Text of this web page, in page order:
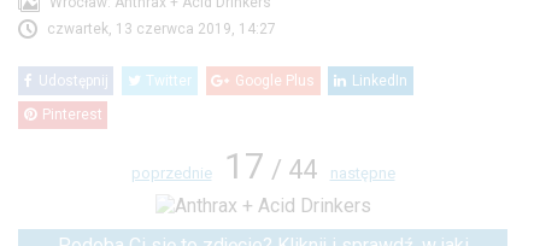
czwartek, 13 czerwca 2019, 14:27
Udostępnij Twitter Google Plus LinkedIn
Pinterest
poprzednie 17 / 44 następne